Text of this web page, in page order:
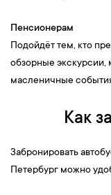
Пенсионерам
Подойдёт тем, кто
обзорные экскурсии,
масленичные
Как
Забронировать
Петербург можно